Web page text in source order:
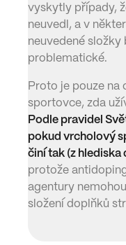
vyskytly případy,
neuvedl, a v
neuvedené složky
problematické.
Proto je pouze na
sportovce, zda
Podle pravidel
pokud vrcholový
činí tak (z hlediska
protože
agentury
složení doplňků